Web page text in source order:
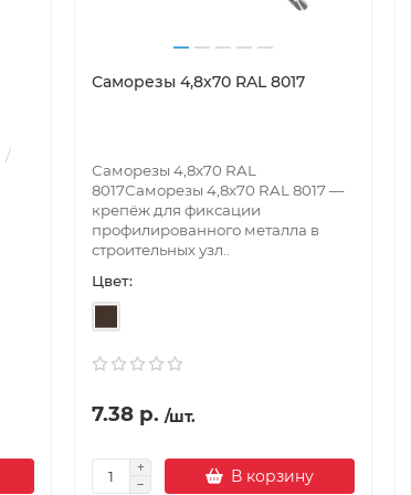
Саморезы 4,8х70 RAL 8017
Саморезы 4,8х70 RAL
8017Саморезы 4,8х70 RAL 8017 —
крепёж для фиксации
профилированного металла в
строительных узл..
Цвет:
7.38 р. /шт.
В корзину